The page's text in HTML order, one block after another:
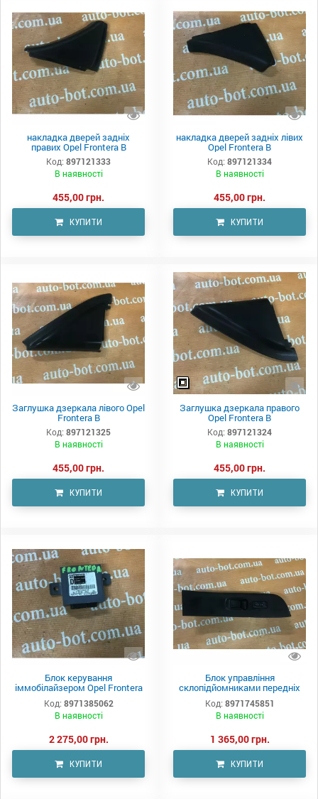
накладка дверей задніх
правих Opel Frontera B
Код: 897121333
В наявності
455,00 грн.
КУПИТИ
накладка дверей задніх лівих
Opel Frontera B
Код: 897121334
В наявності
455,00 грн.
КУПИТИ
Заглушка дзеркала лівого Opel
Frontera B
Код: 897121325
В наявності
455,00 грн.
КУПИТИ
Заглушка дзеркала правого
Opel Frontera B
Код: 897121324
В наявності
455,00 грн.
КУПИТИ
Блок керування
іммобілайзером Opel Frontera
B
Код: 8971385062
В наявності
2 275,00 грн.
КУПИТИ
Блок управління
склопідйомниками передніх
правих дверей Opel Frontera B
Код: 8971745851
В наявності
1 365,00 грн.
КУПИТИ